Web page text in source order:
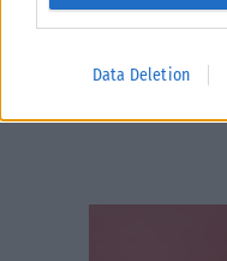
Data Deletion